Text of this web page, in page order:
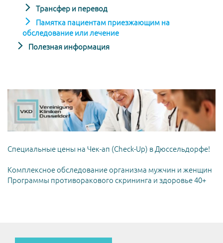
Трансфер и перевод
Памятка пациентам приезжающим на
обследование или лечение
Полезная информация
Специальные цены на Чек-ап (Check-Up) в Дюссельдорфе!
Комплексное обследование организма мужчин и женщин
Программы противоракового скрининга и здоровье 40+